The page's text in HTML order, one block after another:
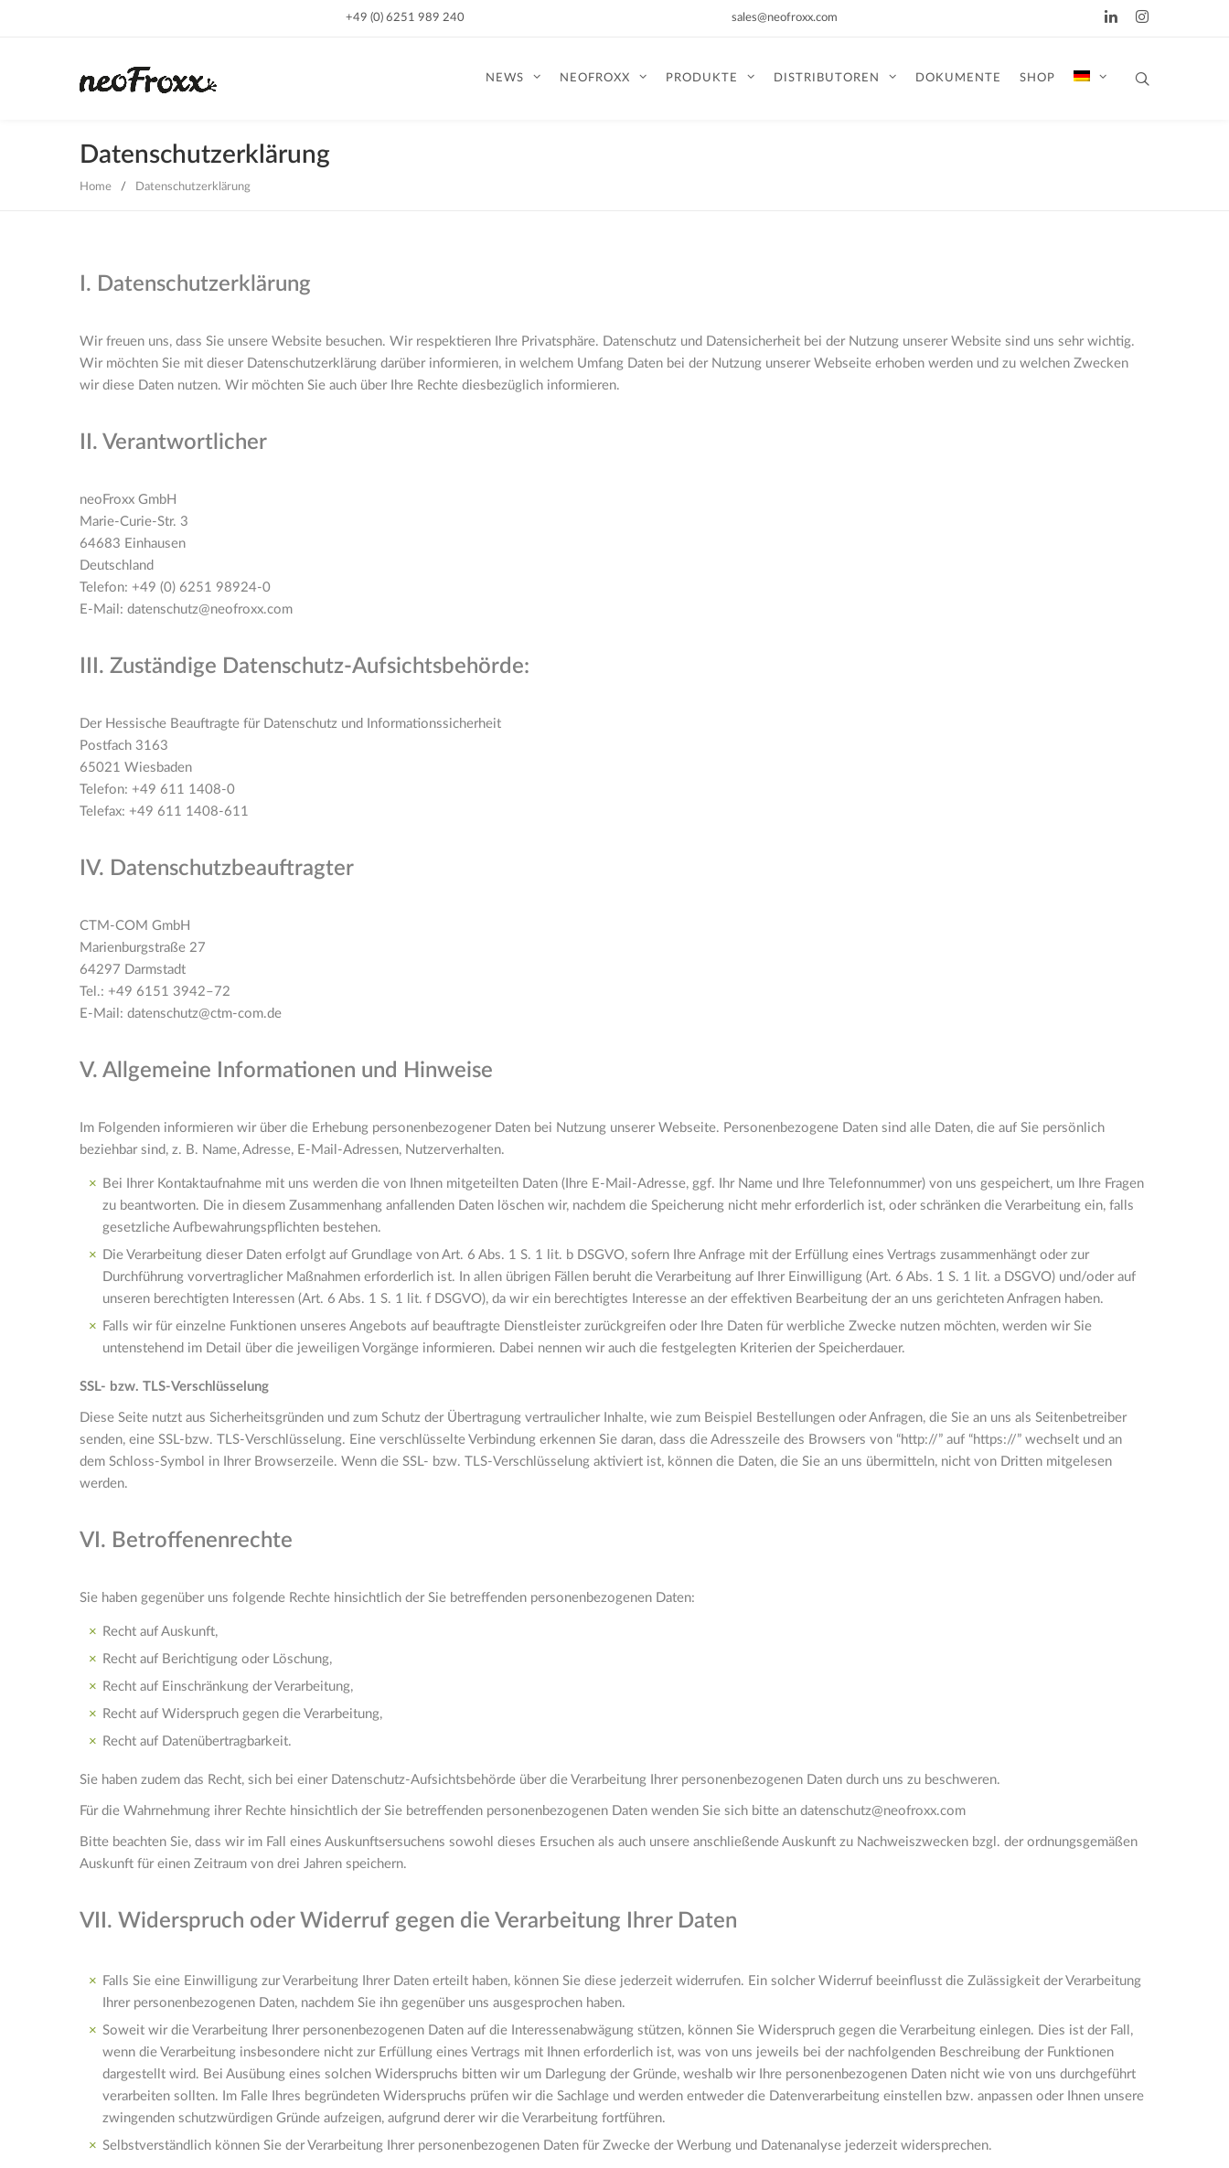
+49 (0) 6251 989 240 sales@neofroxx.com
NEWS NEOFROXX PRODUKTE DISTRIBUTOREN DOKUMENTE SHOP
Datenschutzerklärung
Home / Datenschutzerklärung
I. Datenschutzerklärung
Wir freuen uns, dass Sie unsere Website besuchen. Wir respektieren Ihre Privatsphäre. Datenschutz und Datensicherheit bei der Nutzung unserer Website sind uns sehr wichtig.
Wir möchten Sie mit dieser Datenschutzerklärung darüber informieren, in welchem Umfang Daten bei der Nutzung unserer Webseite erhoben werden und zu welchen Zwecken
wir diese Daten nutzen. Wir möchten Sie auch über Ihre Rechte diesbezüglich informieren.
II. Verantwortlicher
neoFroxx GmbH
Marie-Curie-Str. 3
64683 Einhausen
Deutschland
Telefon: +49 (0) 6251 98924-0
E-Mail: datenschutz@neofroxx.com
III. Zuständige Datenschutz-Aufsichtsbehörde:
Der Hessische Beauftragte für Datenschutz und Informationssicherheit
Postfach 3163
65021 Wiesbaden
Telefon: +49 611 1408-0
Telefax: +49 611 1408-611
IV. Datenschutzbeauftragter
CTM-COM GmbH
Marienburgstraße 27
64297 Darmstadt
Tel.: +49 6151 3942–72
E-Mail: datenschutz@ctm-com.de
V. Allgemeine Informationen und Hinweise
Im Folgenden informieren wir über die Erhebung personenbezogener Daten bei Nutzung unserer Webseite. Personenbezogene Daten sind alle Daten, die auf Sie persönlich
beziehbar sind, z. B. Name, Adresse, E-Mail-Adressen, Nutzerverhalten.
Bei Ihrer Kontaktaufnahme mit uns werden die von Ihnen mitgeteilten Daten (Ihre E-Mail-Adresse, ggf. Ihr Name und Ihre Telefonnummer) von uns gespeichert, um Ihre Fragen
zu beantworten. Die in diesem Zusammenhang anfallenden Daten löschen wir, nachdem die Speicherung nicht mehr erforderlich ist, oder schränken die Verarbeitung ein, falls
gesetzliche Aufbewahrungspflichten bestehen.
Die Verarbeitung dieser Daten erfolgt auf Grundlage von Art. 6 Abs. 1 S. 1 lit. b DSGVO, sofern Ihre Anfrage mit der Erfüllung eines Vertrags zusammenhängt oder zur
Durchführung vorvertraglicher Maßnahmen erforderlich ist. In allen übrigen Fällen beruht die Verarbeitung auf Ihrer Einwilligung (Art. 6 Abs. 1 S. 1 lit. a DSGVO) und/oder auf
unseren berechtigten Interessen (Art. 6 Abs. 1 S. 1 lit. f DSGVO), da wir ein berechtigtes Interesse an der effektiven Bearbeitung der an uns gerichteten Anfragen haben.
Falls wir für einzelne Funktionen unseres Angebots auf beauftragte Dienstleister zurückgreifen oder Ihre Daten für werbliche Zwecke nutzen möchten, werden wir Sie
untenstehend im Detail über die jeweiligen Vorgänge informieren. Dabei nennen wir auch die festgelegten Kriterien der Speicherdauer.
SSL- bzw. TLS-Verschlüsselung
Diese Seite nutzt aus Sicherheitsgründen und zum Schutz der Übertragung vertraulicher Inhalte, wie zum Beispiel Bestellungen oder Anfragen, die Sie an uns als Seitenbetreiber
senden, eine SSL-bzw. TLS-Verschlüsselung. Eine verschlüsselte Verbindung erkennen Sie daran, dass die Adresszeile des Browsers von “http://” auf “https://” wechselt und an
dem Schloss-Symbol in Ihrer Browserzeile. Wenn die SSL- bzw. TLS-Verschlüsselung aktiviert ist, können die Daten, die Sie an uns übermitteln, nicht von Dritten mitgelesen
werden.
VI. Betroffenenrechte
Sie haben gegenüber uns folgende Rechte hinsichtlich der Sie betreffenden personenbezogenen Daten:
Recht auf Auskunft,
Recht auf Berichtigung oder Löschung,
Recht auf Einschränkung der Verarbeitung,
Recht auf Widerspruch gegen die Verarbeitung,
Recht auf Datenübertragbarkeit.
Sie haben zudem das Recht, sich bei einer Datenschutz-Aufsichtsbehörde über die Verarbeitung Ihrer personenbezogenen Daten durch uns zu beschweren.
Für die Wahrnehmung ihrer Rechte hinsichtlich der Sie betreffenden personenbezogenen Daten wenden Sie sich bitte an datenschutz@neofroxx.com
Bitte beachten Sie, dass wir im Fall eines Auskunftsersuchens sowohl dieses Ersuchen als auch unsere anschließende Auskunft zu Nachweiszwecken bzgl. der ordnungsgemäßen
Auskunft für einen Zeitraum von drei Jahren speichern.
VII. Widerspruch oder Widerruf gegen die Verarbeitung Ihrer Daten
Falls Sie eine Einwilligung zur Verarbeitung Ihrer Daten erteilt haben, können Sie diese jederzeit widerrufen. Ein solcher Widerruf beeinflusst die Zulässigkeit der Verarbeitung
Ihrer personenbezogenen Daten, nachdem Sie ihn gegenüber uns ausgesprochen haben.
Soweit wir die Verarbeitung Ihrer personenbezogenen Daten auf die Interessenabwägung stützen, können Sie Widerspruch gegen die Verarbeitung einlegen. Dies ist der Fall,
wenn die Verarbeitung insbesondere nicht zur Erfüllung eines Vertrags mit Ihnen erforderlich ist, was von uns jeweils bei der nachfolgenden Beschreibung der Funktionen
dargestellt wird. Bei Ausübung eines solchen Widerspruchs bitten wir um Darlegung der Gründe, weshalb wir Ihre personenbezogenen Daten nicht wie von uns durchgeführt
verarbeiten sollten. Im Falle Ihres begründeten Widerspruchs prüfen wir die Sachlage und werden entweder die Datenverarbeitung einstellen bzw. anpassen oder Ihnen unsere
zwingenden schutzwürdigen Gründe aufzeigen, aufgrund derer wir die Verarbeitung fortführen.
Selbstverständlich können Sie der Verarbeitung Ihrer personenbezogenen Daten für Zwecke der Werbung und Datenanalyse jederzeit widersprechen.